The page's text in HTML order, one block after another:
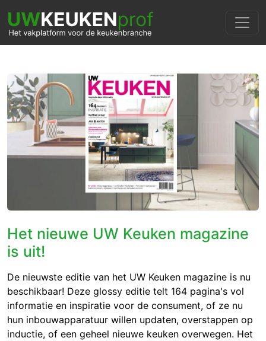
Het nieuwe UW Keuken magazine
is uit!
De nieuwste editie van het UW Keuken magazine is nu
beschikbaar! Deze glossy editie telt 164 pagina's vol
informatie en inspiratie voor de consument, of ze nu
hun inbouwapparatuur willen updaten, overstappen op
inductie, of een geheel nieuwe keuken overwegen. Het